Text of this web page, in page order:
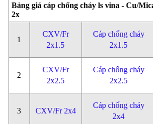
Bảng giá cáp chống cháy ls vina - Cu/
2x
1
CXV/Fr
2x1.5
Cáp chống cháy
2x1.5
2
CXV/Fr
2x2.5
Cáp chống cháy
2x2.5
3 CXV/Fr 2x4
Cáp chống cháy
2x4